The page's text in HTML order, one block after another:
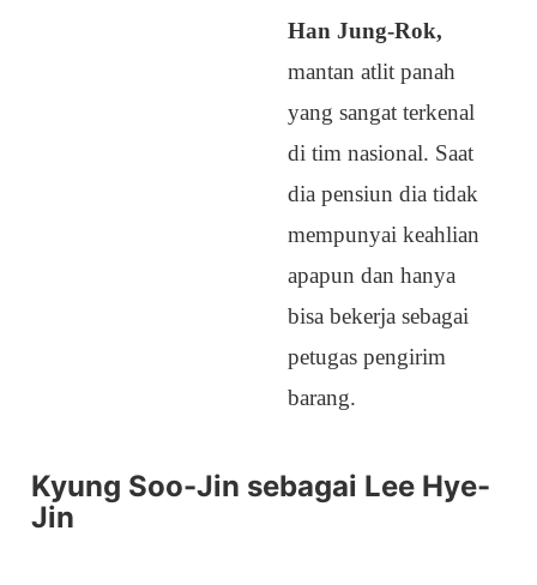
Han Jung-Rok,
mantan atlit panah
yang sangat terkenal
di tim nasional. Saat
dia pensiun dia tidak
mempunyai keahlian
apapun dan hanya
bisa bekerja sebagai
petugas pengirim
barang.
Kyung Soo-Jin sebagai Lee Hye-
Jin